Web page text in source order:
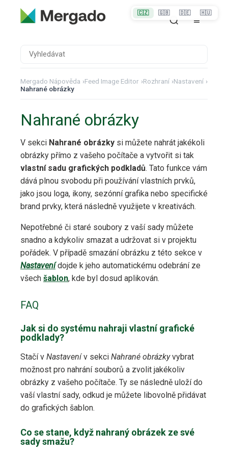
Mergado Nápověda ›Feed Image Editor ›Rozhraní ›Nastavení ›
Nahrané obrázky
Nahrané obrázky
V sekci Nahrané obrázky si můžete nahrát jakékoli
obrázky přímo z vašeho počítače a vytvořit si tak
vlastní sadu grafických podkladů. Tato funkce vám
dává plnou svobodu při používání vlastních prvků,
jako jsou loga, ikony, sezónní grafika nebo specifické
brand prvky, která následně využijete v kreativách.
Nepotřebné či staré soubory z vaší sady můžete
snadno a kdykoliv smazat a udržovat si v projektu
pořádek. V případě smazání obrázku z této sekce v
Nastavenídojde k jeho automatickému odebrání ze
všech šablon, kde byl dosud aplikován.
FAQ
Jak si do systému nahraji vlastní grafické
podklady?
Stačí v Nastavenív sekci Nahrané obrázkyvybrat
možnost pro nahrání souborů a zvolit jakékoliv
obrázky z vašeho počítače. Ty se následně uloží do
vaší vlastní sady, odkud je můžete libovolně přidávat
do grafických šablon.
Co se stane, když nahraný obrázek ze své
sady smažu?
🇨🇿 🇬🇧 🇩🇪 🇭🇺